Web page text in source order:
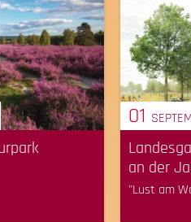
01
an der
"Lust am